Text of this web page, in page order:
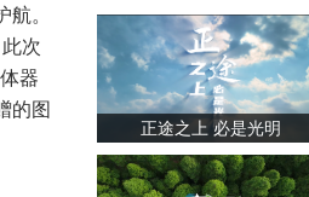
。
次
器
的图
正途之上 必是光明